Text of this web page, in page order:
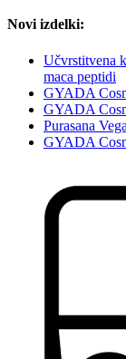
Novi izdelki:
Učvrstitvena
maca peptidi
GYADA
GYADA
Purasana
GYADA